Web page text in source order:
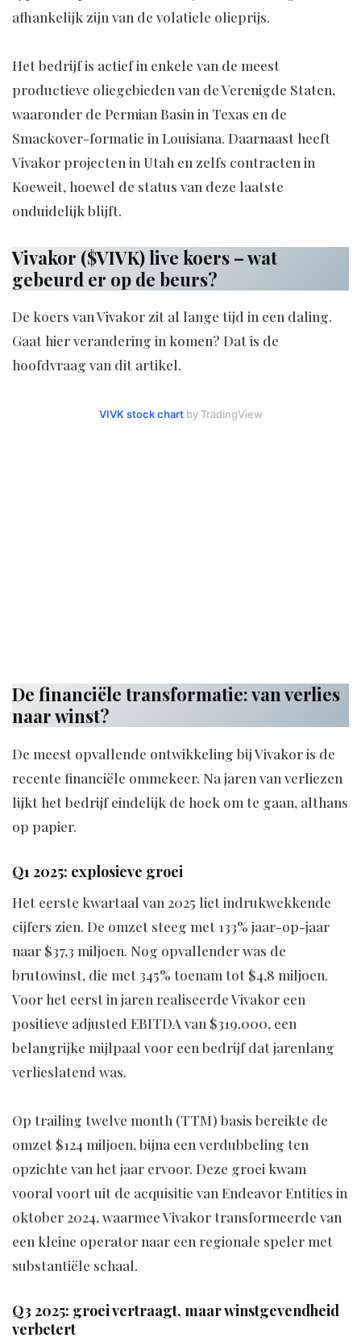
afhankelijk zijn van de volatiele olieprijs.
Het bedrijf is actief in enkele van de meest
productieve oliegebieden van de Verenigde Staten,
waaronder de Permian Basin in Texas en de
Smackover-formatie in Louisiana. Daarnaast heeft
Vivakor projecten in Utah en zelfs contracten in
Koeweit, hoewel de status van deze laatste
onduidelijk blijft.
Vivakor ($VIVK) live koers – wat
gebeurd er op de beurs?
De koers van Vivakor zit al lange tijd in een daling.
Gaat hier verandering in komen? Dat is de
hoofdvraag van dit artikel.
VIVK stock chartby TradingView
De financiële transformatie: van verlies
naar winst?
De meest opvallende ontwikkeling bij Vivakor is de
recente financiële ommekeer. Na jaren van verliezen
lijkt het bedrijf eindelijk de hoek om te gaan, althans
op papier.
Q1 2025: explosieve groei
Het eerste kwartaal van 2025 liet indrukwekkende
cijfers zien. De omzet steeg met 133% jaar-op-jaar
naar $37,3 miljoen. Nog opvallender was de
brutowinst, die met 345% toenam tot $4,8 miljoen.
Voor het eerst in jaren realiseerde Vivakor een
positieve adjusted EBITDA van $319.000, een
belangrijke mijlpaal voor een bedrijf dat jarenlang
verlieslatend was.
Op trailing twelve month (TTM) basis bereikte de
omzet $124 miljoen, bijna een verdubbeling ten
opzichte van het jaar ervoor. Deze groei kwam
vooral voort uit de acquisitie van Endeavor Entities in
oktober 2024, waarmee Vivakor transformeerde van
een kleine operator naar een regionale speler met
substantiële schaal.
Q3 2025: groei vertraagt, maar winstgevendheid
verbetert